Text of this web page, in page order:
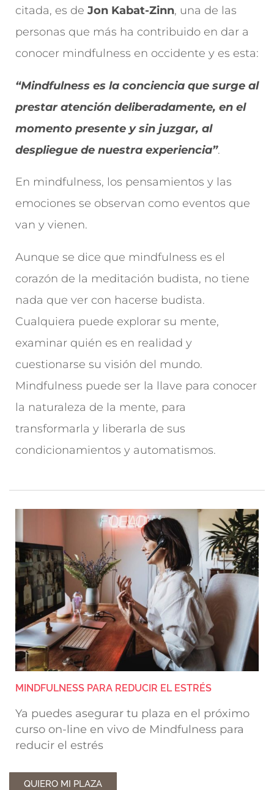
citada, es de Jon Kabat-Zinn, una de las
personas que más ha contribuido en dar a
conocer mindfulness en occidente y es esta:
“Mindfulness es la conciencia que surge al
prestar atención deliberadamente, en el
momento presente y sin juzgar, al
despliegue de nuestra experiencia”.
En mindfulness, los pensamientos y las
emociones se observan como eventos que
van y vienen.
Aunque se dice que mindfulness es el
corazón de la meditación budista, no tiene
nada que ver con hacerse budista.
Cualquiera puede explorar su mente,
examinar quién es en realidad y
cuestionarse su visión del mundo.
Mindfulness puede ser la llave para conocer
la naturaleza de la mente, para
transformarla y liberarla de sus
condicionamientos y automatismos.
MINDFULNESS PARA REDUCIR EL ESTRÉS
Ya puedes asegurar tu plaza en el próximo
curso on-line en vivo de Mindfulness para
reducir el estrés
QUIERO MI PLAZA